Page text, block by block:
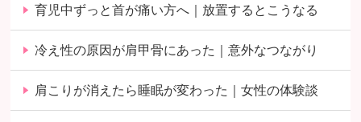
育児中ずっと首が痛い方へ｜放置するとこうなる
冷え性の原因が肩甲骨にあった｜意外なつながり
肩こりが消えたら睡眠が変わった｜女性の体験談